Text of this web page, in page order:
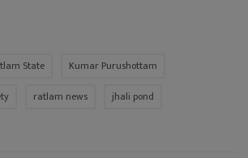
State
Kumar Purushottam
ratlam news jhali pond